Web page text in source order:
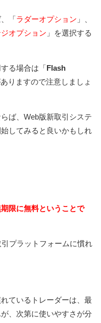
「 ラダーオプション 」、
ジオプション 」を選択する
る場合は「 Flash
りますので注意しましょ
ば、Web版新取引システ
してみると良いかもしれ
限に無料ということで
プラットフォームに慣れ
ているトレーダーは、最
、次第に使いやすさが分